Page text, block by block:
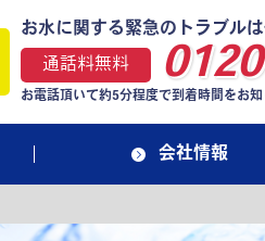
お水に関する緊急のトラブル
通話料無料
お電話頂いて約5分程度で到着時間をお
会社情報